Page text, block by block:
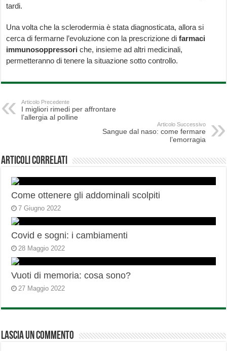
tardi.
Una volta che la sclerodermia è stata diagnosticata, allora si
cerca di fermarne l’evoluzione con la prescrizione difarmaci
immunosoppressori che, insieme ad altri medicinali,
permetteranno di tenere la situazione sotto controllo.
Articolo Precedente
I migliori rimedi per affrontare
l’allergia al polline
Articolo Successivo
Sangue dal naso: come fermare
l’emorragia
Articoli correlati
Come ottenere gli addominali scolpiti
7 Giugno 2022
Covid e sogni: i cambiamenti
28 Maggio 2022
Vuoti di memoria: cosa sono?
27 Maggio 2022
Lascia un commento